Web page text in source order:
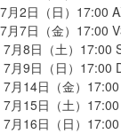
2日（日）17:00
7日（金）17:00
月8日（土）
月9日（日）
月14日（金）
月15日（土）
月16日（日）